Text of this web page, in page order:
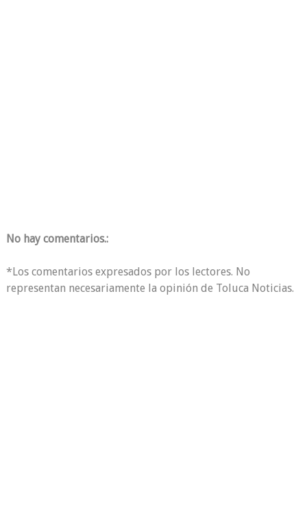
No hay comentarios.:
*Los comentarios expresados por los lectores. No
representan necesariamente la opinión de Toluca Noticias.